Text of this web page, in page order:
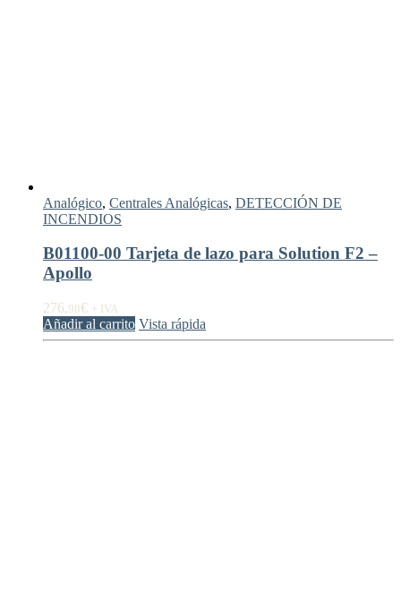
Analógico, Centrales Analógicas, DETECCIÓN DE
INCENDIOS
B01100-00 Tarjeta de lazo para Solution F2 –
Apollo
276,98€ + IVA
Añadir al carrito Vista rápida